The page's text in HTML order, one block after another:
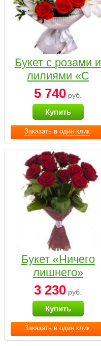
Заказать в один клик
Букет с розами и
лилиями «С
наилучшими
пожеланиями»
5 740 руб.
Купить
Заказать в один клик
Букет «Ничего
лишнего»
3 230 руб.
Купить